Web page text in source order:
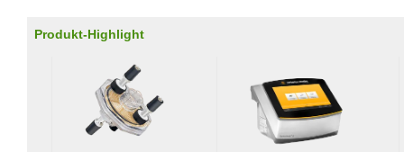
Produkt-Highlight